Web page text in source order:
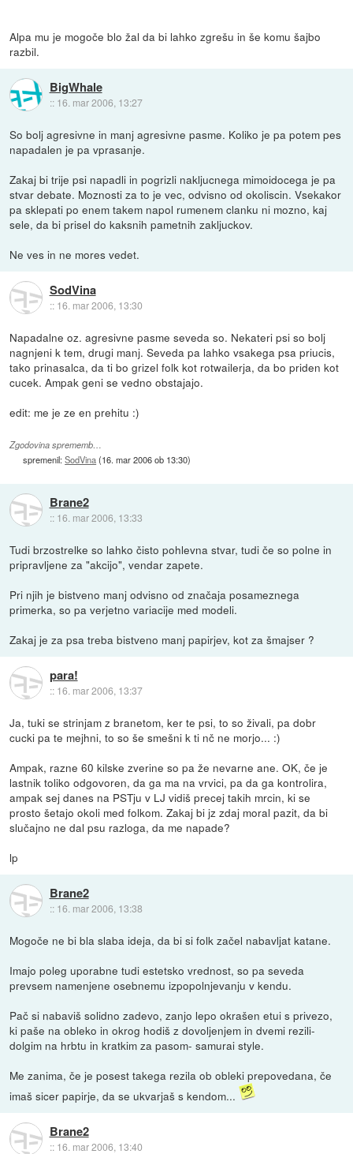
Alpa mu je mogoče blo žal da bi lahko zgrešu in še komu šajbo
razbil.
BigWhale
:: 16. mar 2006, 13:27
So bolj agresivne in manj agresivne pasme. Koliko je pa potem pes
napadalen je pa vprasanje.
Zakaj bi trije psi napadli in pogrizli nakljucnega mimoidocega je pa
stvar debate. Moznosti za to je vec, odvisno od okoliscin. Vsekakor
pa sklepati po enem takem napol rumenem clanku ni mozno, kaj
sele, da bi prisel do kaksnih pametnih zakljuckov.
Ne ves in ne mores vedet.
SodVina
:: 16. mar 2006, 13:30
Napadalne oz. agresivne pasme seveda so. Nekateri psi so bolj
nagnjeni k tem, drugi manj. Seveda pa lahko vsakega psa priucis,
tako prinasalca, da ti bo grizel folk kot rotwailerja, da bo priden kot
cucek. Ampak geni se vedno obstajajo.
edit: me je ze en prehitu :)
Zgodovina sprememb…
spremenil:SodVina(16. mar 2006 ob 13:30)
Brane2
:: 16. mar 2006, 13:33
Tudi brzostrelke so lahko čisto pohlevna stvar, tudi če so polne in
pripravljene za "akcijo", vendar zapete.
Pri njih je bistveno manj odvisno od značaja posameznega
primerka, so pa verjetno variacije med modeli.
Zakaj je za psa treba bistveno manj papirjev, kot za šmajser ?
para!
:: 16. mar 2006, 13:37
Ja, tuki se strinjam z branetom, ker te psi, to so živali, pa dobr
cucki pa te mejhni, to so še smešni k ti nč ne morjo... :)
Ampak, razne 60 kilske zverine so pa že nevarne ane. OK, če je
lastnik toliko odgovoren, da ga ma na vrvici, pa da ga kontrolira,
ampak sej danes na PSTju v LJ vidiš precej takih mrcin, ki se
prosto šetajo okoli med folkom. Zakaj bi jz zdaj moral pazit, da bi
slučajno ne dal psu razloga, da me napade?
lp
Brane2
:: 16. mar 2006, 13:38
Mogoče ne bi bla slaba ideja, da bi si folk začel nabavljat katane.
Imajo poleg uporabne tudi estetsko vrednost, so pa seveda
prevsem namenjene osebnemu izpopolnjevanju v kendu.
Pač si nabaviš solidno zadevo, zanjo lepo okrašen etui s privezo,
ki paše na obleko in okrog hodiš z dovoljenjem in dvemi rezili-
dolgim na hrbtu in kratkim za pasom- samurai style.
Me zanima, če je posest takega rezila ob obleki prepovedana, če
imaš sicer papirje, da se ukvarjaš s kendom...
Brane2
:: 16. mar 2006, 13:40